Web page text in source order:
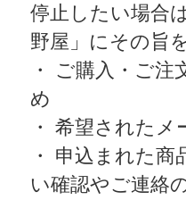
停止したい場合
野屋」にその旨
・ ご購入・ご
め
・ 希望された
・ 申込まれた
い確認やご連絡